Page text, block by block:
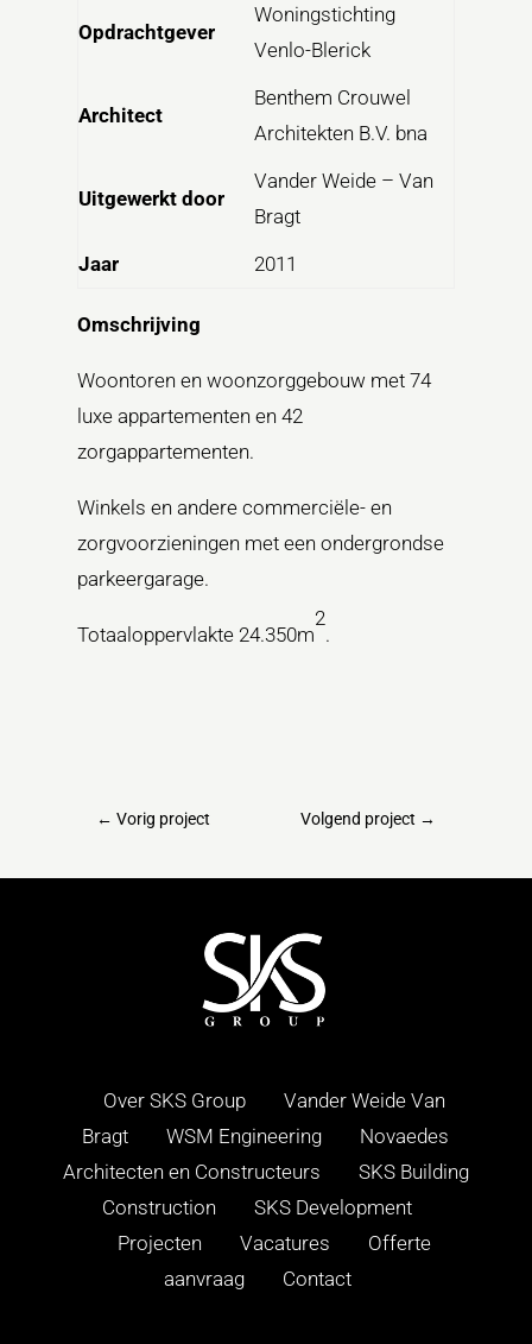
Opdrachtgever
Woningstichting
Venlo-Blerick
Architect
Benthem Crouwel
Architekten B.V. bna
Uitgewerkt door
Vander Weide – Van
Bragt
Jaar
2011
Omschrijving
Woontoren en woonzorggebouw met 74
luxe appartementen en 42
zorgappartementen.
Winkels en andere commerciële- en
zorgvoorzieningen met een ondergrondse
parkeergarage.
Totaaloppervlakte 24.350m
2
.
← Vorig project Volgend project →
Over SKS Group
Vander Weide Van
Bragt
WSM Engineering
Novaedes
Architecten en Constructeurs
SKS Building
Construction
SKS Development
Projecten
Vacatures
Offerte
aanvraag
Contact